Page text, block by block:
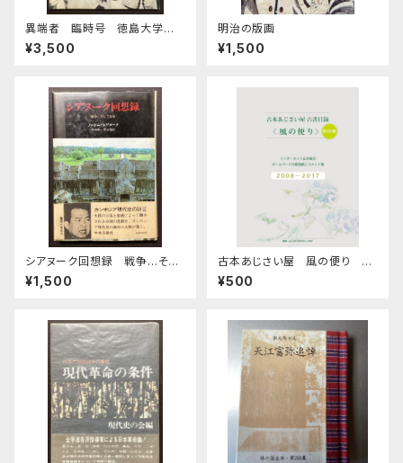
異端者 臨時号 徳島大学医
学部斗争中間総括
¥3,500
明治の版画
¥1,500
シアヌーク回想録 戦争…そし
て希望
¥1,500
古本あじさい屋 風の便り 別
巻
¥500